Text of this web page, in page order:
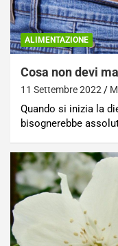
ALIMENTAZIONE
Cosa non devi
11 Settembre 2022
Quando si inizia la
bisognerebbe